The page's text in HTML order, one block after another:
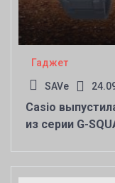
Гаджет
SAVe
Casio
из серии G-